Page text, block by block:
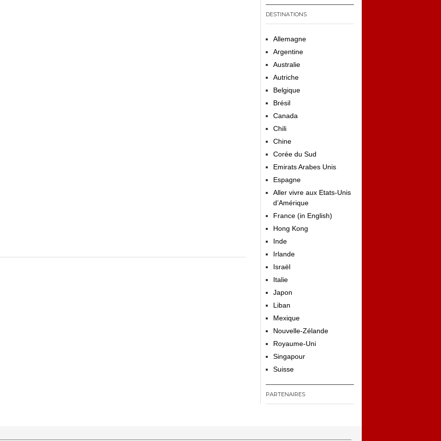
DESTINATIONS
Allemagne
Argentine
Australie
Autriche
Belgique
Brésil
Canada
Chili
Chine
Corée du Sud
Emirats Arabes Unis
Espagne
Aller vivre aux Etats-Unis
d’Amérique
France (in English)
Hong Kong
Inde
Irlande
Israël
Italie
Japon
Liban
Mexique
Nouvelle-Zélande
Royaume-Uni
Singapour
Suisse
PARTENAIRES